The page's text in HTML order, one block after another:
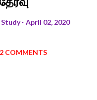
April 02, 2020
COMMENTS